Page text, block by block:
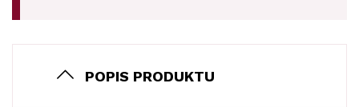
POPIS PRODUKTU